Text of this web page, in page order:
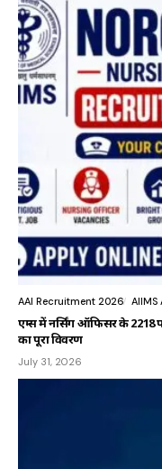
AAI Recruitment 2026
एम्स में नर्सिंग ऑफिसर के 2218
का पूरा विवरण
July 31, 2026